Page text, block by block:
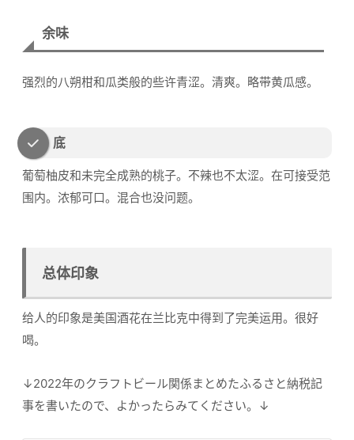
余味
强烈的八朔柑和瓜类般的些许青涩。清爽。略带黄瓜感。
底
葡萄柚皮和未完全成熟的桃子。不辣也不太涩。在可接受范
围内。浓郁可口。混合也没问题。
总体印象
给人的印象是美国酒花在兰比克中得到了完美运用。很好
喝。
↓2022年のクラフトビール関係まとめたふるさと納税記
事を書いたので、よかったらみてください。↓